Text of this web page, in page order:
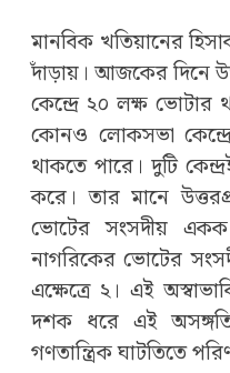
মানবিক খতিয়ানের
দাঁড়ায়। আজকের দিনে
কেন্দ্রে ২০ লক্ষ
কোনও লোকসভা
থাকতে পারে। দুটি
করে। তার মানে
ভোটের সংসদীয়
নাগরিকের ভোটের
এক্ষেত্রে ২। এই
দশক ধরে এই
গণতান্ত্রিক ঘাটতিতে